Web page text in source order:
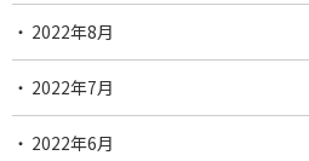
2022年8月
2022年7月
2022年6月